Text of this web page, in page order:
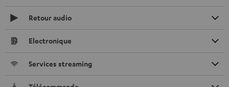
Retour audio
Electronique
Services streaming